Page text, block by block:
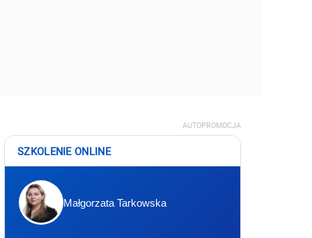
AUTOPROMOCJA
SZKOLENIE ONLINE
Małgorzata Tarkowska